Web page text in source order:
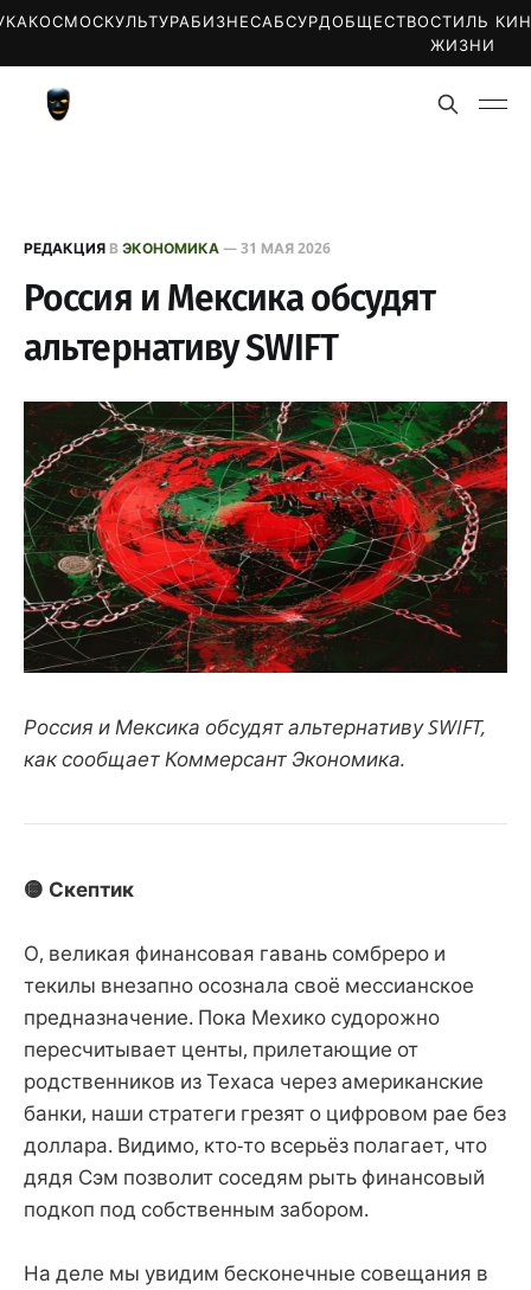
КОСМОСКУЛЬТУРАБИЗНЕСАБСУРДОБЩЕСТВОСТИЛЬ
ЖИЗНИ
РЕДАКЦИЯ ВЭКОНОМИКА—31 МАЯ 2026
Россия и Мексика обсудят
альтернативу SWIFT
Россия и Мексика обсудят альтернативу SWIFT,
как сообщает Коммерсант Экономика.
🟡 Скептик
О, великая финансовая гавань сомбреро и
текилы внезапно осознала своё мессианское
предназначение. Пока Мехико судорожно
пересчитывает центы, прилетающие от
родственников из Техаса через американские
банки, наши стратеги грезят о цифровом рае без
доллара. Видимо, кто-то всерьёз полагает, что
дядя Сэм позволит соседям рыть финансовый
подкоп под собственным забором.
На деле мы увидим бесконечные совещания в